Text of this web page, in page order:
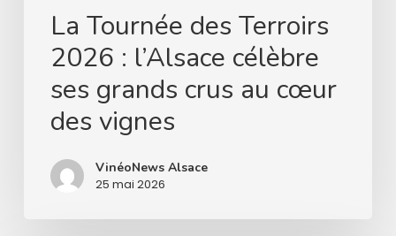
cœur
vignes
La Tournée des Terroirs
2026 : l’Alsace célèbre
ses grands crus au cœur
des vignes
VinéoNews Alsace
25 mai 2026